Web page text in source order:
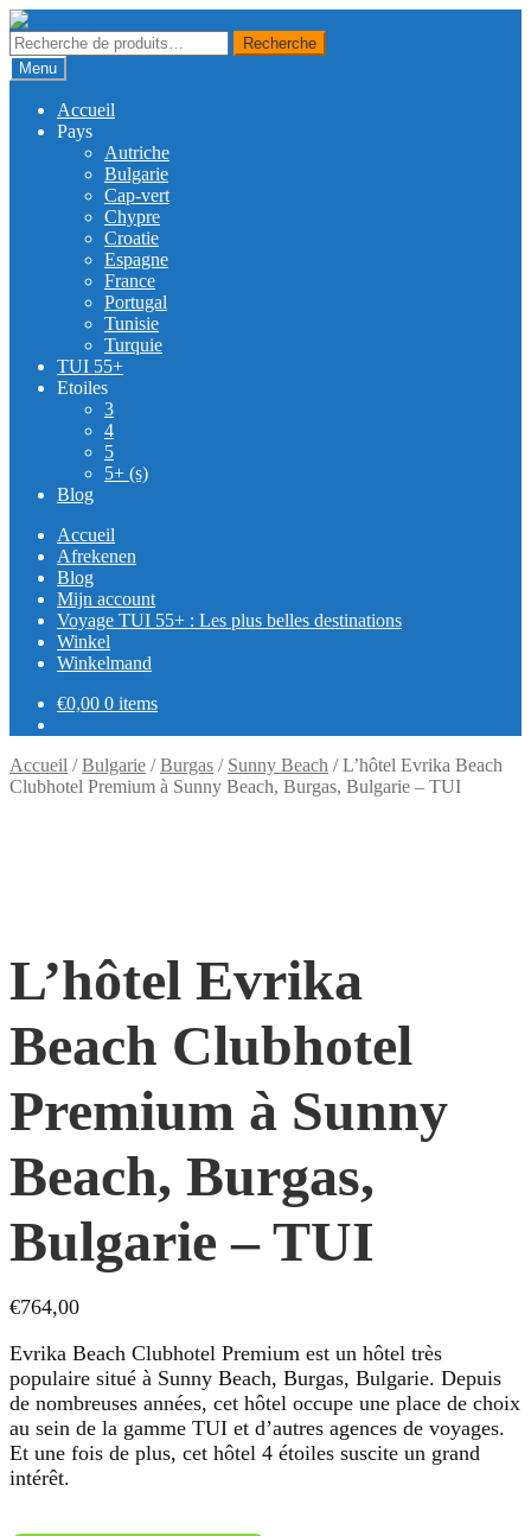
Skip
to
navigation
Skip
to
content
Recherche
pour :
Recherche
Menu
Accueil
Pays
Autriche
Bulgarie
Cap-vert
Chypre
Croatie
Espagne
France
Portugal
Tunisie
Turquie
TUI 55+
Etoiles
3
4
5
5+ (s)
Blog
Accueil
Afrekenen
Blog
Mijn account
Voyage TUI 55+ : Les plus belles destinations
Winkel
Winkelmand
€0,00 0 items
Accueil /Bulgarie /Burgas / Sunny Beach /L’hôtel Evrika Beach
Clubhotel Premium à Sunny Beach, Burgas, Bulgarie – TUI
L’hôtel Evrika
Beach Clubhotel
Premium à Sunny
Beach, Burgas,
Bulgarie – TUI
€764,00
Evrika Beach Clubhotel Premium est un hôtel très
populaire situé à Sunny Beach, Burgas, Bulgarie. Depuis
de nombreuses années, cet hôtel occupe une place de choix
au sein de la gamme TUI et d’autres agences de voyages.
Et une fois de plus, cet hôtel 4 étoiles suscite un grand
intérêt.